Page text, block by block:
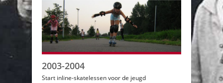
2003-2004
Start inline-skatelessen voor de jeugd